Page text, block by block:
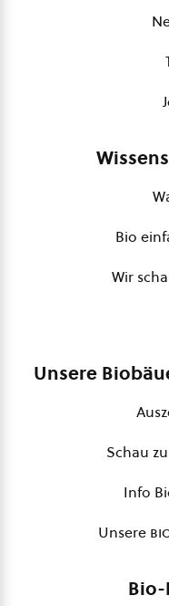
Bio
Wir
Unsere
Schau
Info
Unsere